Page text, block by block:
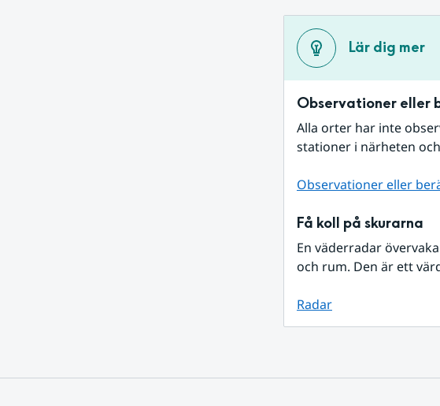
Lär dig mer
Observationer eller
Alla orter har inte
stationer i närheten
Observationer eller
Få koll på skurarna
En väderradar
och rum. Den är ett
Radar